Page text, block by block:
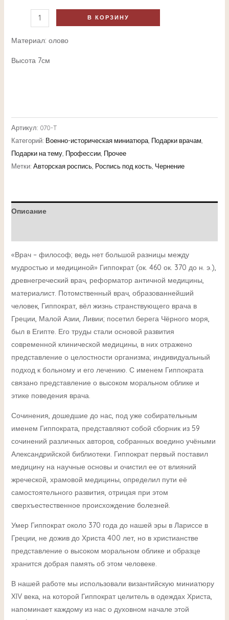
В КОРЗИНУ
Материал: олово
Высота 7см
Артикул: 070-T
Категорий: Военно-историческая миниатюра, Подарки врачам
Подарки на тему, Профессии, Прочее
Метки: Авторская роспись, Роспись под кость, Чернение
Описание
«Врач – философ; ведь нет большой разницы между
мудростью и медициной» Гиппократ (ок. 460 ок. 370 до н. э.),
древнегреческий врач, реформатор античной медицины,
материалист. Потомственный врач, образованнейший
человек, Гиппократ, вёл жизнь странствующего врача в
Греции, Малой Азии, Ливии; посетил берега Чёрного моря,
был в Египте. Его труды стали основой развития
современной клинической медицины, в них отражено
представление о целостности организма; индивидуальный
подход к больному и его лечению. С именем Гиппократа
связано представление о высоком моральном облике и
этике поведения врача.
Сочинения, дошедшие до нас, под уже собирательным
именем Гиппократа, представляют собой сборник из 59
сочинений различных авторов, собранных воедино учёными
Александрийской библиотеки. Гиппократ первый поставил
медицину на научные основы и очистил ее от влияний
жреческой, храмовой медицины, определил пути её
самостоятельного развития, отрицая при этом
сверхъестественное происхождение болезней.
Умер Гиппократ около 370 года до нашей эры в Лариссе в
Греции, не дожив до Христа 400 лет, но в христианстве
представление о высоком моральном облике и образце
хранится добрая память об этом человеке.
В нашей работе мы использовали византийскую миниатюру
XIV века, на которой Гиппократ целитель в одеждах Христа,
напоминает каждому из нас о духовном начале этой